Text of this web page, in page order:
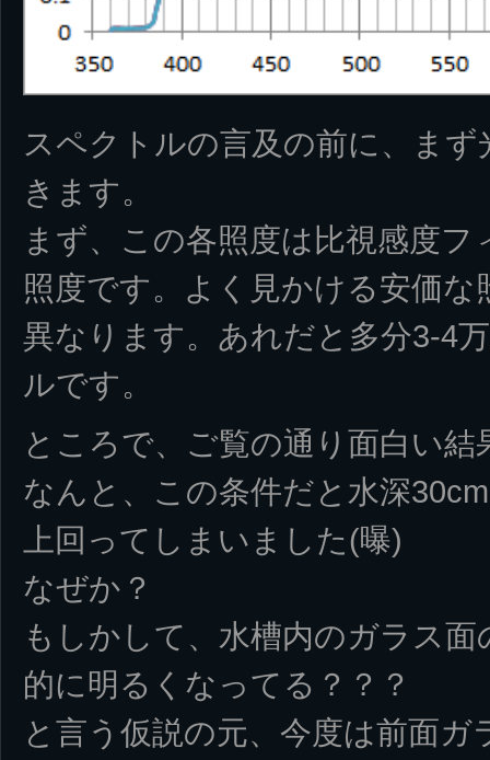
スペクトルの言及の前に、ま
きます。
まず、この各照度は比視感度
照度です。よく見かける安価
異なります。あれだと多分3-4
ルです。
ところで、ご覧の通り面白い
なんと、この条件だと水深
上回ってしまいました(曝)
なぜか？
もしかして、水槽内のガラス
的に明るくなってる？？？
と言う仮説の元、今度は前面